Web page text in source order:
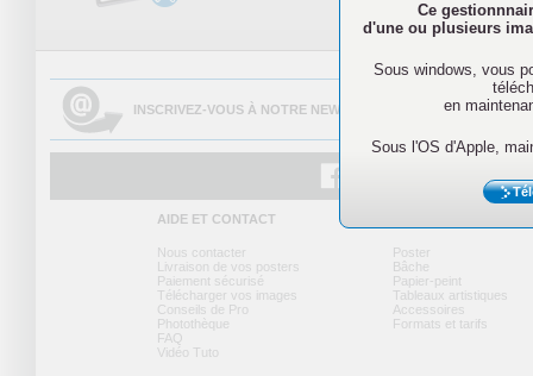
N'oubliez
INSCRIVEZ-VOUS À NOTRE NEWSLETTER AFIN DE
Facebook
Youtube
AIDE ET CONTACT
Nous contacter
Livraison de vos posters
Paiement sécurisé
Télécharger vos images
Conseils de Pro
Photothèque
FAQ
Vidéo Tuto
Poster
Bâche
Papier-peint
Tableaux artistiques
Accessoires
Formats et tarifs
Ce
d'une ou plusieurs
Sous windows, vous
en
Sous l'OS d'Apple,